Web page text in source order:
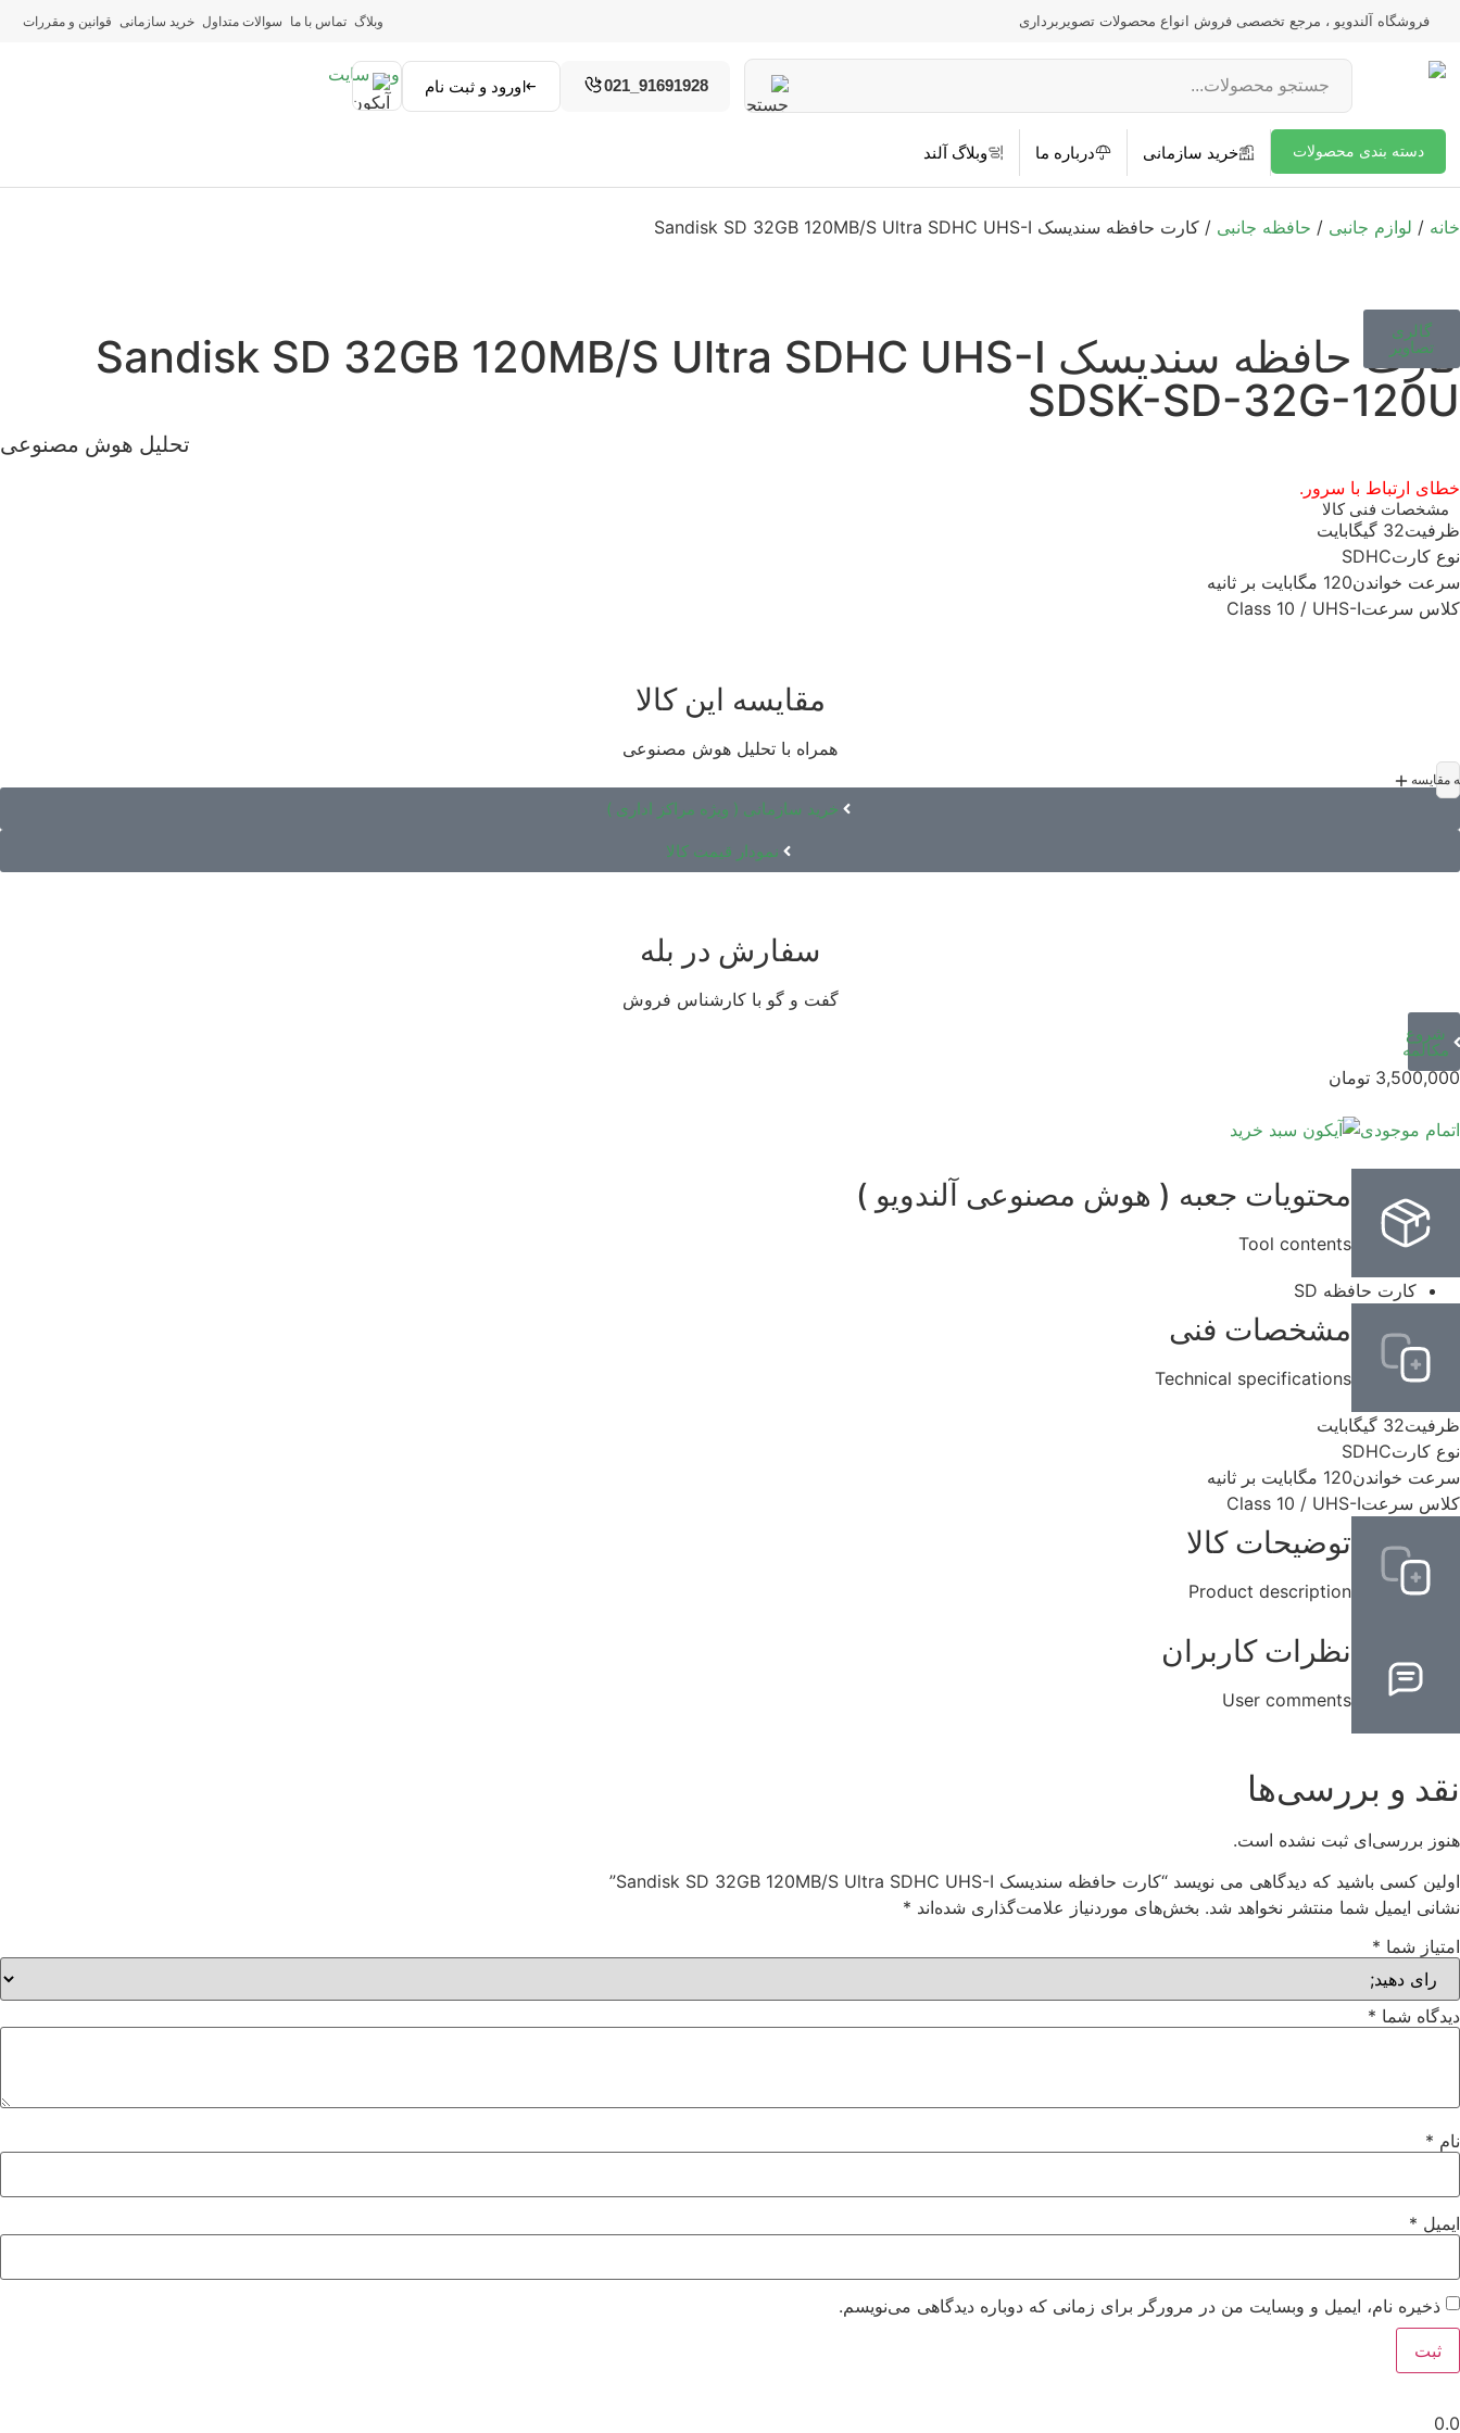
فروشگاه آلندویو ، مرجع تخصصی فروش انواع محصولات تصویربرداری قوانین و مقررات خرید سازمانی سوالات متداول تماس با ما وبلاگ
91691928_021 ورود و ثبت نام
دسته بندی محصولات خرید سازمانی درباره ما وبلاگ آلند
خانه / لوازم جانبی / حافظه جانبى / کارت حافظه سندیسک Sandisk SD 32GB 120MB/S Ultra SDHC UHS-I
گالری
تصاویر
کارت حافظه سندیسک Sandisk SD 32GB 120MB/S Ultra SDHC UHS-I
SDSK-SD-32G-120U
تحلیل هوش مصنوعی
خطای ارتباط با سرور.
مشخصات فنی کالا
ظرفیت32 گیگابایت
نوع کارتSDHC
سرعت خواندن120 مگابایت بر ثانیه
کلاس سرعتClass 10 / UHS-I
مقایسه این کالا
همراه با تحلیل هوش مصنوعی
مقایسه
خرید سازمانی ( ویژه مراکز اداری )
نمودار قیمت کالا
سفارش در بله
گفت و گو با کارشناس فروش
شروع
مکالمه
3,500,000 تومان
اتمام موجودی
محتویات جعبه ( هوش مصنوعی آلندویو )
Tool contents
کارت حافظه SD
مشخصات فنی
Technical specifications
ظرفیت32 گیگابایت
نوع کارتSDHC
سرعت خواندن120 مگابایت بر ثانیه
کلاس سرعتClass 10 / UHS-I
توضیحات کالا
Product description
نظرات کاربران
User comments
نقد و بررسی‌ها
هنوز بررسی‌ای ثبت نشده است.
اولین کسی باشید که دیدگاهی می نویسد “کارت حافظه سندیسک Sandisk SD 32GB 120MB/S Ultra SDHC UHS-I”
نشانی ایمیل شما منتشر نخواهد شد. بخش‌های موردنیاز علامت‌گذاری شده‌اند *
امتیاز شما *
دیدگاه شما *
نام *
ایمیل *
ذخیره نام، ایمیل و وبسایت من در مرورگر برای زمانی که دوباره دیدگاهی می‌نویسم.
0.0